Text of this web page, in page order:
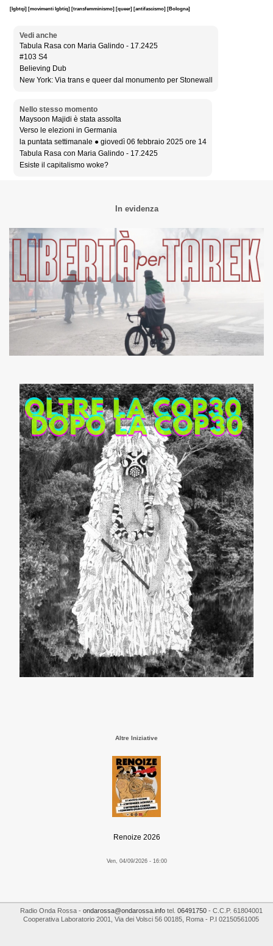
[lgbtqi] [movimenti lgbtiq] [transfemminismo] [queer] [antifascismo] [Bologna]
Vedi anche
Tabula Rasa con Maria Galindo - 17.2425
#103 S4
Believing Dub
New York: Via trans e queer dal monumento per Stonewall
Nello stesso momento
Maysoon Majidi è stata assolta
Verso le elezioni in Germania
la puntata settimanale ● giovedì 06 febbraio 2025 ore 14
Tabula Rasa con Maria Galindo - 17.2425
Esiste il capitalismo woke?
In evidenza
Altre Iniziative
Renoize 2026
Ven, 04/09/2026 - 16:00
Radio Onda Rossa- ondarossa@ondarossa.infotel. 06491750- C.C.P. 61804001
Cooperativa Laboratorio 2001, Via dei Volsci 56 00185, Roma - P.I 02150561005